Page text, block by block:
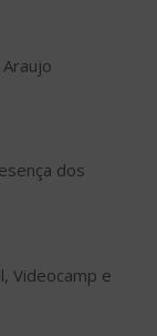
dos
Videocamp e